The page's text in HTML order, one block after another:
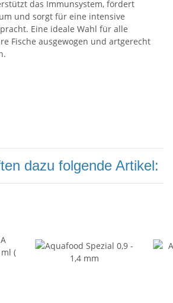
das Immunsystem, fördert
und sorgt für eine intensive
Eine ideale Wahl für alle
Fische ausgewogen und artgerecht
dazu folgende Artikel: